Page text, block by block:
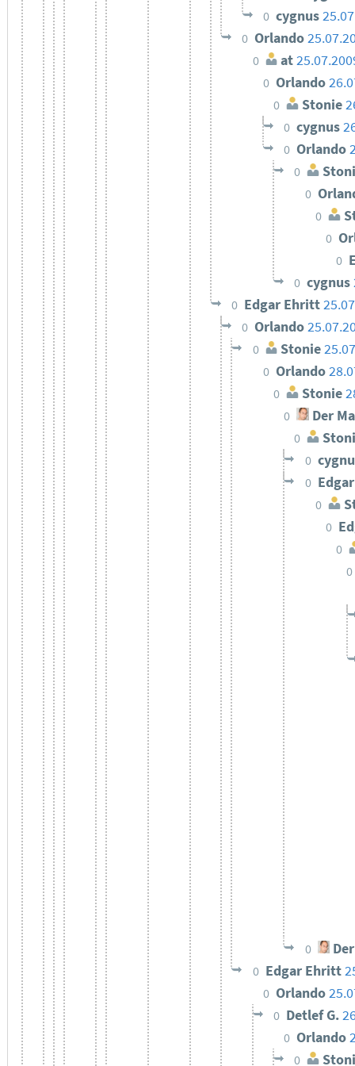
0 cygnus
0 Orlando
0 at
0 Orlando
0 Stonie
0 cygnus
0 Orlando
0
0
0
0
0
0 cygnus
0 Edgar Ehritt
0 Orlando
0 Stonie
0 Orlando
0 Stonie
0 Der
0
0
0
0
0
0
0
0
0 Edgar Ehritt
0 Orlando
0 Detlef G.
0 Orlando
0